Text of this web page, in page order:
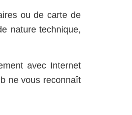
ou de carte de
nature technique,
avec Internet
ne vous reconnaît